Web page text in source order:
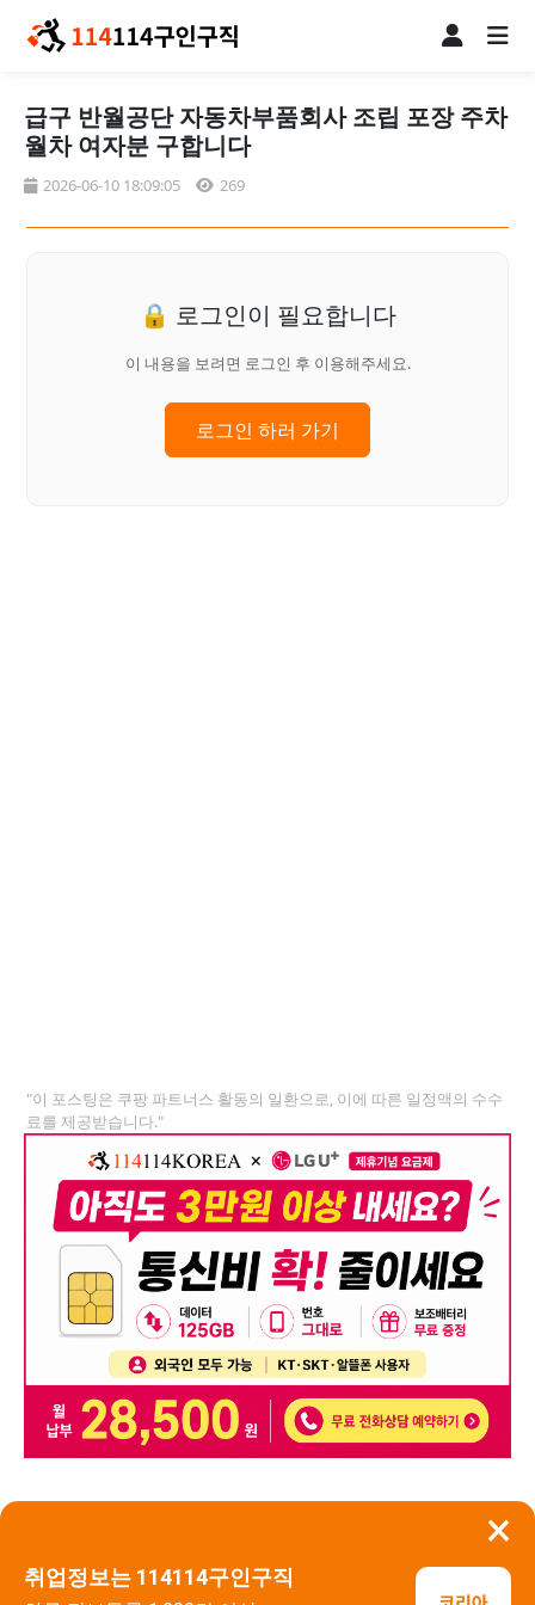
×
취업정보는 114114구인구직
급구 반월공단 자동차부품회사 조립 포장 주차
월차 여자분 구합니다
2026-06-10 18:09:05 269
🔒 로그인이 필요합니다
이 내용을 보려면 로그인 후 이용해주세요.
로그인 하러 가기
"이 포스팅은 쿠팡 파트너스 활동의 일환으로, 이에 따른 일정액의 수수
료를 제공받습니다."